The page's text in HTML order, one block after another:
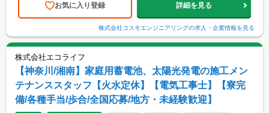
お気に入り登録 詳細を見る
株式会社コスモエンジニアリングの求人・企業情報を見る
株式会社エコライフ
【神奈川/湘南】家庭用蓄電池、太陽光発電の施工メン
テナンススタッフ【火水定休】【電気工事士】【寮完
備/各種手当/歩合/全国応募/地方・未経験歓迎】